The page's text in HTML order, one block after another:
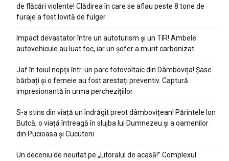
de flăcări violente! Clădirea în care se aflau peste 8 tone de
furaje a fost lovită de fulger
Impact devastator între un autoturism și un TIR! Ambele
autovehicule au luat foc, iar un șofer a murit carbonizat
Jaf în toiul nopții într-un parc fotovoltaic din Dâmbovița! Șase
bărbați și o femeie au fost arestați preventiv. Captură
impresionantă în urma perchezițiilor
S-a stins din viață un îndrăgit preot dâmbovițean! Părintele Ion
Butcă, o viață întreagă în slujba lui Dumnezeu și a oamenilor
din Pucioasa și Cucuteni
Un deceniu de neuitat pe „Litoralul de acasă!” Complexul